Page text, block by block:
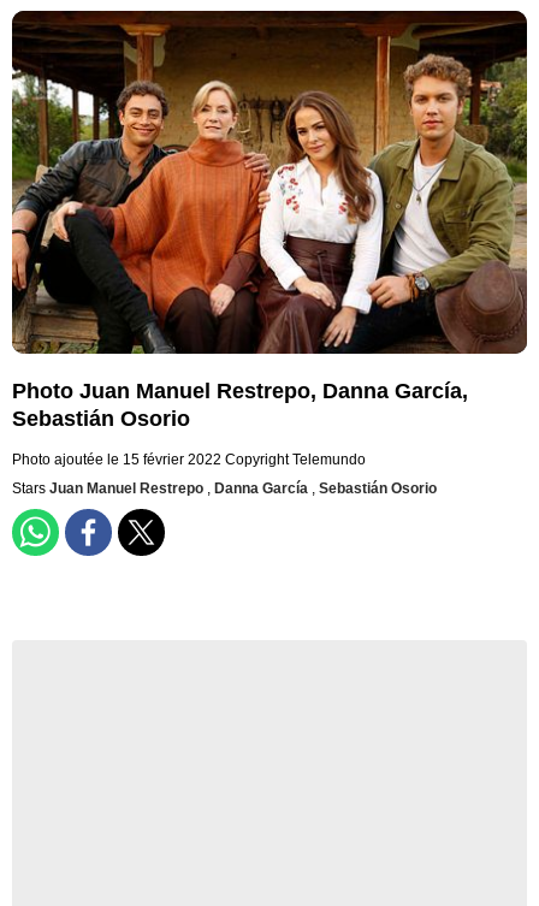
Photo Juan Manuel Restrepo, Danna García,
Sebastián Osorio
Photo ajoutée le 15 février 2022 Copyright Telemundo
Stars Juan Manuel Restrepo , Danna García , Sebastián Osorio